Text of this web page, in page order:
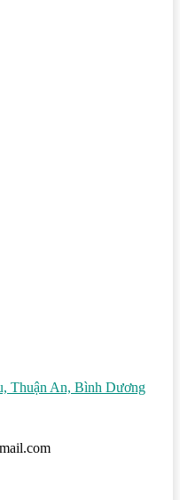
Thuận An, Bình Dương